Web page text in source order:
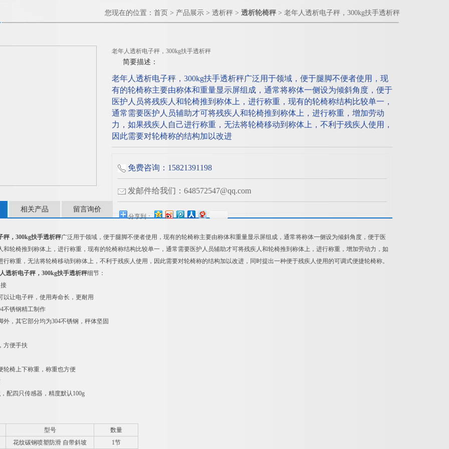
您现在的位置： 首页 > 产品展示 > 透析秤 > 透析轮椅秤 > 老年人透析电子秤，300kg扶手透析秤
老年人透析电子秤，300kg扶手透析秤
简要描述：
老年人透析电子秤，300kg扶手透析秤广泛用于领域，便于腿脚不便者使用，现
有的轮椅称主要由称体和重量显示屏组成，通常将称体一侧设为倾斜角度，便于
医护人员将残疾人和轮椅推到称体上，进行称重，现有的轮椅称结构比较单一，
通常需要医护人员辅助才可将残疾人和轮椅推到称体上，进行称重，增加劳动
力，如果残疾人自己进行称重，无法将轮椅移动到称体上，不利于残疾人使用，
因此需要对轮椅称的结构加以改进
免费咨询：15821391198
发邮件给我们：648572547@qq.com
分享到：
相关产品 留言询价
秤，300kg扶手透析秤广泛用于领域，便于腿脚不便者使用，现有的轮椅称主要由称体和重量显示屏组成，通常将称体一侧设为倾斜角度，便于医
和轮椅推到称体上，进行称重，现有的轮椅称结构比较单一，通常需要医护人员辅助才可将残疾人和轮椅推到称体上，进行称重，增加劳动力，如
行称重，无法将轮椅移动到称体上，不利于残疾人使用，因此需要对轮椅称的结构加以改进，同时提出一种便于残疾人使用的可调式便捷轮椅称。
透析电子秤，300kg扶手透析秤细节：
以让电子秤，使用寿命长，更耐用
不锈钢精工制作
外，其它部分均为304不锈钢，秤体坚固
方便手扶
轮椅上下称重，称重也方便
配四只传感器，精度默认100g
型号
数量
花纹碳钢喷塑防滑 自带斜坡
1节